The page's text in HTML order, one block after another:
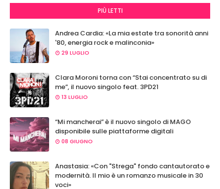
PIÙ LETTI
Andrea Cardia: «La mia estate tra sonorità anni
'80, energia rock e malinconia»
29 LUGLIO
Clara Moroni torna con “Stai concentrato su di
me”, il nuovo singolo feat. 3PD21
13 LUGLIO
“Mi mancherai” è il nuovo singolo di MAGO
disponibile sulle piattaforme digitali
08 GIUGNO
Anastasia: «Con "Strega" fondo cantautorato e
modernità. Il mio è un romanzo musicale in 30
voci»